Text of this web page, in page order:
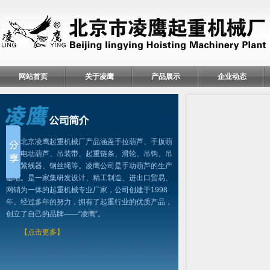
网站首页 关于凌鹰 产品展示 企业动态
北京凌鹰起重机械厂产品涵盖手拉葫芦、手扳葫
芦、电动葫芦、吊装带、起重链条、滑轮、吊钩、吊
具、紧线器、钢丝绳等。凌鹰公司是手动葫芦的生产
基地。是一家集研发设计、精工制造、进出口贸易、
网销为一体的起重机械专业厂家，公司创建于1998
年。经过多年的努力，拥有了起重行业的优质产品，
创立了自己的品牌——“凌鹰”。
【点击更多】